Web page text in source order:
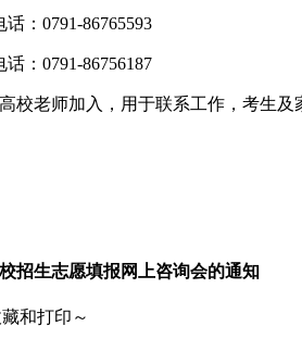
：0791-86765593
：0791-86756187
校老师加入，用于联系工作，考生及
招生志愿填报网上咨询会的通知
和打印～